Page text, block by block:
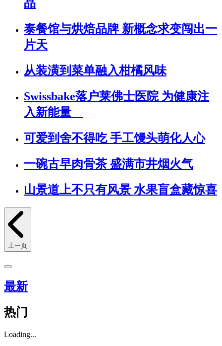
品
泰餐馆与烘焙品牌 新概念求变闯出一
片天
从装潢到菜单融入柑橘风味
Swissbake落户莱佛士医院 为健康注
入新能量
可爱到舍不得吃 手工馒头萌化人心
一碗古早肉骨茶 盛满市井烟火气
山景道上不只有风景 水果盲盒藏惊喜
上一页
最新
热门
Loading...